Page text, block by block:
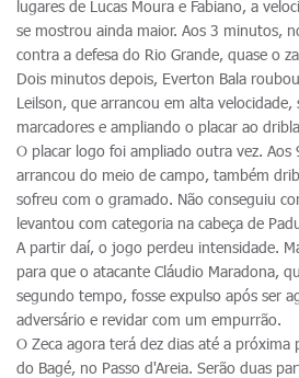
lugares de Lucas Moura e Fabiano, a
se mostrou ainda maior. Aos 3 minutos,
contra a defesa do Rio Grande, quase o
Dois minutos depois, Everton Bala
Leilson, que arrancou em alta velocidade,
marcadores e ampliando o placar ao
O placar logo foi ampliado outra vez. Aos
arrancou do meio de campo, também
sofreu com o gramado. Não conseguiu
levantou com categoria na cabeça de
A partir daí, o jogo perdeu intensidade.
para que o atacante Cláudio Maradona,
segundo tempo, fosse expulso após ser
adversário e revidar com um empurrão.
O Zeca agora terá dez dias até a
do Bagé, no Passo d'Areia. Serão duas